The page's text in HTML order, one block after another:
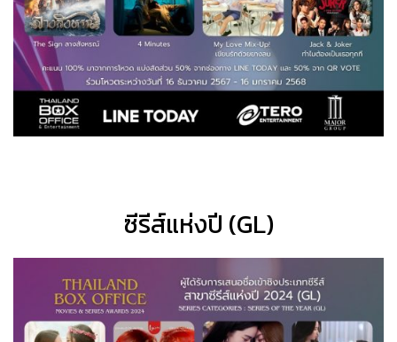
ซีรีส์แห่งปี (GL)